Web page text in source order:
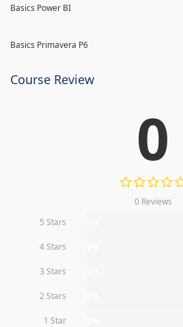
Basics Power BI
Basics Primavera P6
Course Review
0
0 Reviews
5 Stars
4 Stars
3 Stars
2 Stars
1 Star